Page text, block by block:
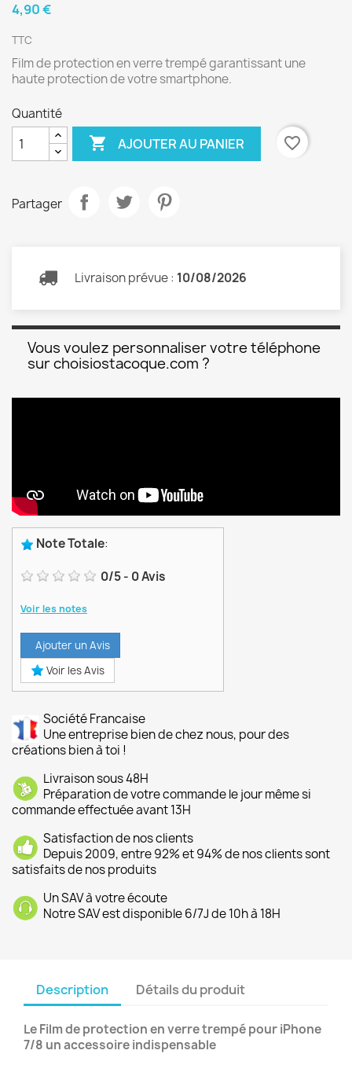
4,90 €
TTC
Film de protection en verre trempé garantissant une
haute protection de votre smartphone.
Quantité
 AJOUTER AU PANIER favorite_border
Partager
Livraison prévue : 10/08/2026
Vous voulez personnaliser votre téléphone
sur choisiostacoque.com ?
Note Totale:
0/5- 0Avis
Voir les notes
Ajouter un Avis
Voir les Avis
Société Francaise
Une entreprise bien de chez nous, pour des
créations bien à toi !
Livraison sous 48H
Préparation de votre commande le jour même si
commande effectuée avant 13H
Satisfaction de nos clients
Depuis 2009, entre 92% et 94% de nos clients sont
satisfaits de nos produits
Un SAV à votre écoute
Notre SAV est disponible 6/7J de 10h à 18H
Description Détails du produit
Le Film de protection en verre trempé pour iPhone
7/8 un accessoire indispensable